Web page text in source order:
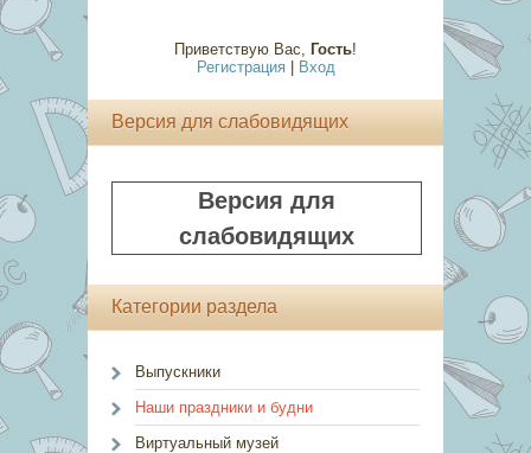
Приветствую Вас, Гость!
Регистрация| Вход
Версия для слабовидящих
Версия для
слабовидящих
Категории раздела
Выпускники
Наши праздники и будни
Виртуальный музей